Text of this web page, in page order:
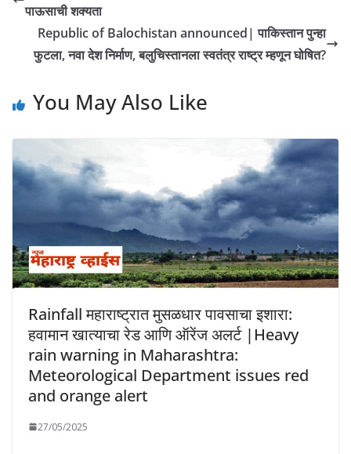
पाऊसाची शक्यता
Republic of Balochistan announced| पाकिस्तान पुन्हा
फुटला, नवा देश निर्माण, बलुचिस्तानला स्वतंत्र राष्ट्र म्हणून घोषित?
You May Also Like
Rainfall महाराष्ट्रात मुसळधार पावसाचा इशारा:
हवामान खात्याचा रेड आणि ऑरेंज अलर्ट |Heavy
rain warning in Maharashtra:
Meteorological Department issues red
and orange alert
27/05/2025